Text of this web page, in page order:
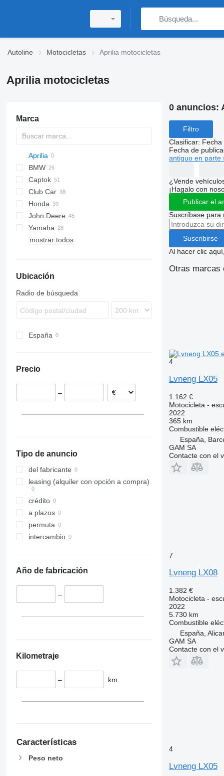
Autoline Motocicletas Aprilia motocicletas
Aprilia motocicletas
Marca
Storm
Thunder
Aprilia
BMW
1-Series
3-Series
5-Series
8-Series
R-Series
Captok
CK
Club Car
Onward
Precedent
Tempo
Villager
RXV
XS
XXS
G-series
Honda
TRX
John Deere
590
855
S-series
KX
Mule
MEC
X-series
SL
Snarler
Yamaha
mostrar todos
Ubicación
Radio de búsqueda
España
Precio
–
Tipo de anuncio
del fabricante
leasing (alquiler con opción a compra)
crédito
a plazos
permuta
intercambio
Año de fabricación
–
Kilometraje
– km
Características
Peso neto
0 anuncios:
Filtro
Clasificar: Fecha
Fecha de
antiguo en parte
¿Vende
¡Hagalo con
Publicar el
Suscríbase para
Suscribirse
Al hacer clic
Otras marcas
4
Lvneng LX05
1.162 €
Motocicleta -
2022
365 km
Combustible
España,
GAM SA
Contacte con el
7
Lvneng LX08
1.382 €
Motocicleta -
2022
5.730 km
Combustible
España,
GAM SA
Contacte con el
4
Lvneng LX05